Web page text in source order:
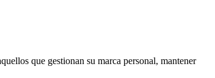
que gestionan su marca personal, mantener